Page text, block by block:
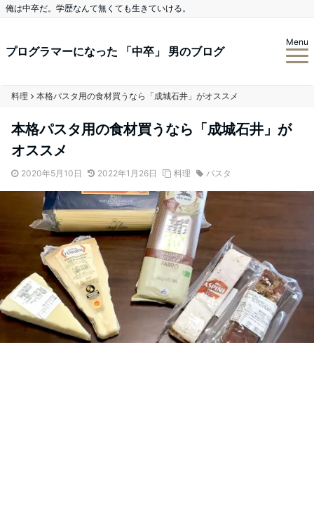
俺は中卒だ。学歴なんて無くても生きていける。
プログラマーになった 「中卒」 男のブログ
Menu
料理 本格パスタ用の食材買うなら「成城石井」がオススメ
本格パスタ用の食材買うなら「成城石井」が
オススメ
2020年5月10日 2022年1月26日 料理 パスタ